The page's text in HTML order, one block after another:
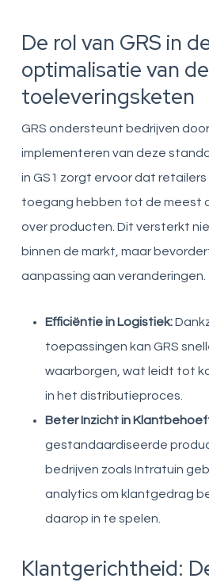
De rol van GRS in
optimalisatie van de
toeleveringsketen
GRS ondersteunt bedrijven
implementeren van deze
in GS1 zorgt ervoor dat
toegang hebben tot de meest
over producten. Dit versterkt
binnen de markt, maar
aanpassing aan veranderingen.
Efficiëntie in Logistiek:
toepassingen kan GRS
waarborgen, wat leidt tot
in het distributieproces.
Beter Inzicht in
gestandaardiseerde
bedrijven zoals Intratuin
analytics om klantgedrag
daarop in te spelen.
Klantgerichtheid: